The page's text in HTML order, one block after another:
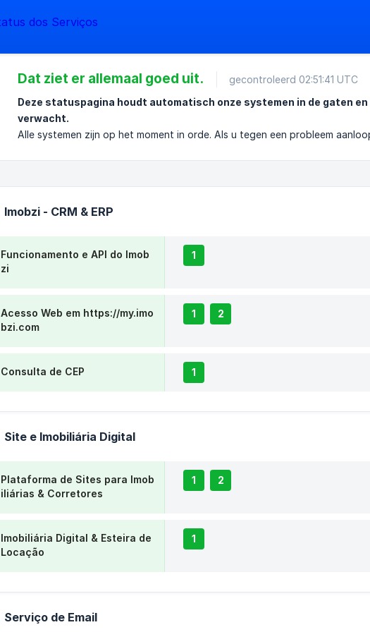
Dat ziet er allemaal goed uit.
gecontroleerd 02:51:41 UTC
Deze statuspagina houdt automatisch onze systemen in de gaten
verwacht.
Alle systemen zijn op het moment in orde. Als u tegen een probleem
Imobzi - CRM & ERP
Funcionamento e API do Imob
zi
1
Acesso Web em https://my.imo
bzi.com
1 2
Consulta de CEP 1
Site e Imobiliária Digital
Plataforma de Sites para Imob
iliárias & Corretores
1 2
Imobiliária Digital & Esteira de
Locação
1
Serviço de Email